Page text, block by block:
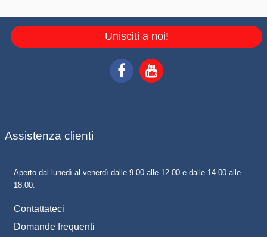
Unisciti a noi!
Assistenza clienti
Aperto dal lunedì al venerdì dalle 9.00 alle 12.00 e dalle 14.00 alle
18.00.
Contattateci
Domande frequenti